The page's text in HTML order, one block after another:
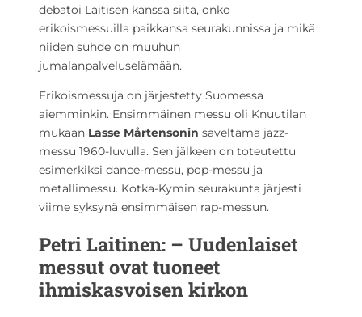
debatoi Laitisen kanssa siitä, onko
erikoismessuilla paikkansa seurakunnissa ja mikä
niiden suhde on muuhun
jumalanpalveluselämään.
Erikoismessuja on järjestetty Suomessa
aiemminkin. Ensimmäinen messu oli Knuutilan
mukaan Lasse Mårtensonin säveltämä jazz-
messu 1960-luvulla. Sen jälkeen on toteutettu
esimerkiksi dance-messu, pop-messu ja
metallimessu. Kotka-Kymin seurakunta järjesti
viime syksynä ensimmäisen rap-messun.
Petri Laitinen: – Uudenlaiset
messut ovat tuoneet
ihmiskasvoisen kirkon